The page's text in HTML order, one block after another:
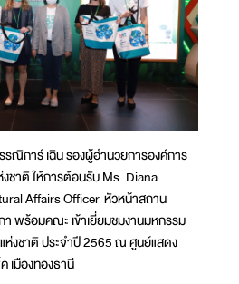
ณิการ์ เฉิน รองผู้อำนวยการองค์การ
าติ ให้การต้อนรับ Ms. Diana
Affairs Officer หัวหน้าสถาน
า พร้อมคณะ เข้าเยี่ยมชมงานมหกรรม
ห่งชาติ ประจำปี 2565 ณ ศูนย์แสดง
เมืองทองธานี